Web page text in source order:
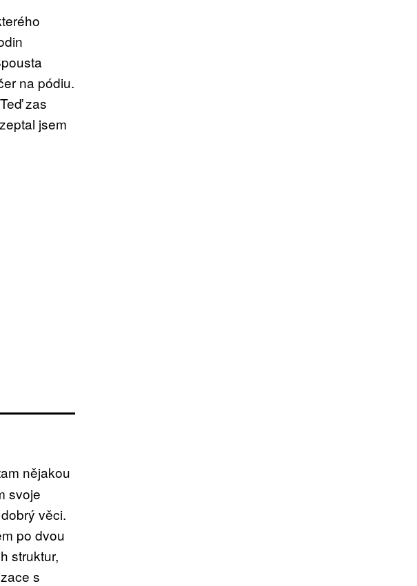
na pódiu.
zas
jsem
nějakou
svoje
věci.
po dvou
struktur,
s